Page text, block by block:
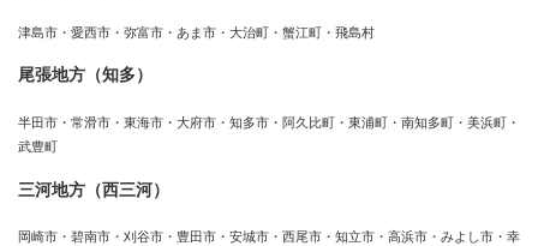
津島市・愛西市・弥富市・あま市・大治町・蟹江町・飛島村
尾張地方（知多）
半田市・常滑市・東海市・大府市・知多市・阿久比町・東浦町・南知多町・美浜町・
武豊町
三河地方（西三河）
岡崎市・碧南市・刈谷市・豊田市・安城市・西尾市・知立市・高浜市・みよし市・幸